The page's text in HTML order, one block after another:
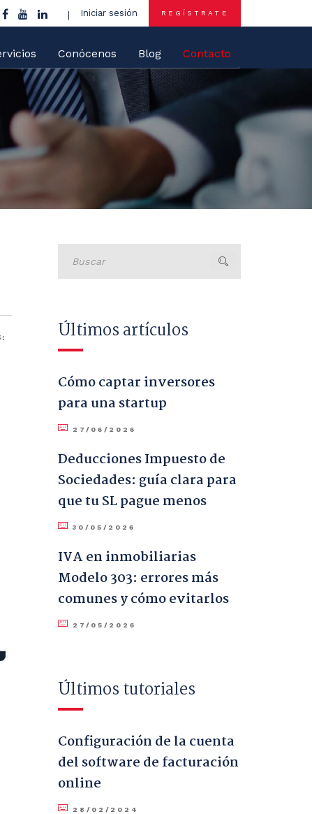
Iniciar sesión REGÍSTRATE
Conócenos Blog Contacto
Últimos artículos
Cómo captar inversores
para una startup
27/06/2026
Deducciones Impuesto de
Sociedades: guía clara para
que tu SL pague menos
30/05/2026
IVA en inmobiliarias
Modelo 303: errores más
comunes y cómo evitarlos
27/05/2026
Últimos tutoriales
Configuración de la cuenta
del software de facturación
online
28/02/2024